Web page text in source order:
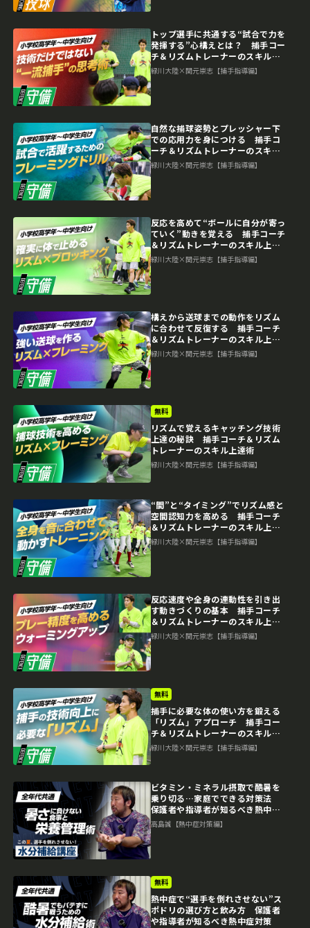
トップ選手に共通する“試合で力を
発揮する”心構えとは？ 捕手コー
チ＆リズムトレーナーのスキル上
達術
緑川大陸×関元崇志【捕手指導編】
自然な捕球姿勢とプレッシャー下
での応用力を身につける 捕手コ
ーチ＆リズムトレーナーのスキル
上達術
緑川大陸×関元崇志【捕手指導編】
反応を高めて“ボールに自分が寄っ
ていく”動きを覚える 捕手コーチ
＆リズムトレーナーのスキル上達
術
緑川大陸×関元崇志【捕手指導編】
構えから送球までの動作をリズム
に合わせて反復する 捕手コーチ
＆リズムトレーナーのスキル上達
術
緑川大陸×関元崇志【捕手指導編】
無料
リズムで覚えるキャッチング技術
上達の秘訣 捕手コーチ＆リズム
トレーナーのスキル上達術
緑川大陸×関元崇志【捕手指導編】
“間”と“タイミング”でリズム感と
空間認知力を高める 捕手コーチ
＆リズムトレーナーのスキル上達
術
緑川大陸×関元崇志【捕手指導編】
反応速度や全身の連動性を引き出
す動きづくりの基本 捕手コーチ
＆リズムトレーナーのスキル上達
術
緑川大陸×関元崇志【捕手指導編】
無料
捕手に必要な体の使い方を鍛える
「リズム」アプローチ 捕手コー
チ＆リズムトレーナーのスキル上
達術
緑川大陸×関元崇志【捕手指導編】
ビタミン・ミネラル摂取で酷暑を
乗り切る…家庭でできる対策法
保護者や指導者が知るべき熱中症
対策
高島誠【熱中症対策編】
無料
熱中症で“選手を倒れさせない”ス
ポドリの選び方と飲み方 保護者
や指導者が知るべき熱中症対策